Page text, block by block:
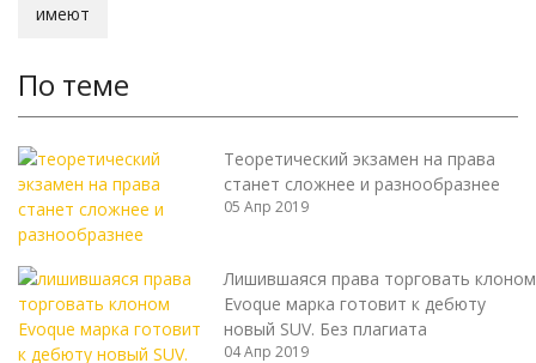
имеют
По теме
Теоретический экзамен на права
станет сложнее и разнообразнее
05 Апр 2019
Лишившаяся права торговать клоном
Evoque марка готовит к дебюту
новый SUV. Без плагиата
04 Апр 2019